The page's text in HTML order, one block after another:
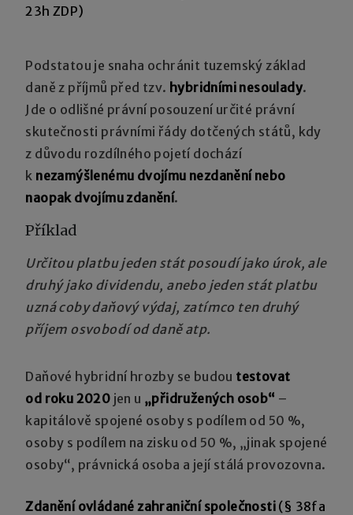
23h ZDP)
Podstatou je snaha ochránit tuzemský základ
daně z příjmů před tzv. hybridními nesoulady.
Jde o odlišné právní posouzení určité právní
skutečnosti právními řády dotčených států, kdy
z důvodu rozdílného pojetí dochází
k nezamýšlenému dvojímu nezdanění nebo
naopak dvojímu zdanění.
Příklad
Určitou platbu jeden stát posoudí jako úrok, ale
druhý jako dividendu, anebo jeden stát platbu
uzná coby daňový výdaj, zatímco ten druhý
příjem osvobodí od daně atp.
Daňové hybridní hrozby se budou testovat
od roku 2020 jen u „přidružených osob“ –
kapitálově spojené osoby s podílem od 50 %,
osoby s podílem na zisku od 50 %, „jinak spojené
osoby“, právnická osoba a její stálá provozovna.
Zdanění ovládané zahraniční společnosti (§ 38fa